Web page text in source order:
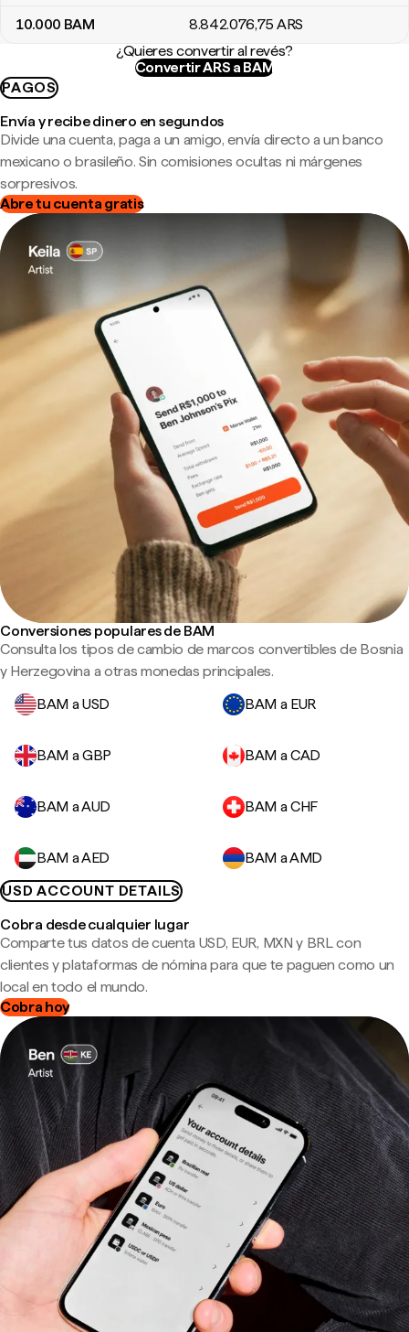
10.000 BAM 8.842.076,75 ARS
¿Quieres convertir al revés?
Convertir ARS a BAM
PAGOS
Envía y recibe dinero en segundos
Divide una cuenta, paga a un amigo, envía directo a un banco
mexicano o brasileño. Sin comisiones ocultas ni márgenes
sorpresivos.
Abre tu cuenta gratis
Conversiones populares de BAM
Consulta los tipos de cambio de marcos convertibles de Bosnia
y Herzegovina a otras monedas principales.
BAM a USD
BAM a EUR
BAM a GBP BAM a CAD
BAM a AUD BAM a CHF
BAM a AED
BAM a AMD
USD ACCOUNT DETAILS
Cobra desde cualquier lugar
Comparte tus datos de cuenta USD, EUR, MXN y BRL con
clientes y plataformas de nómina para que te paguen como un
local en todo el mundo.
Cobra hoy